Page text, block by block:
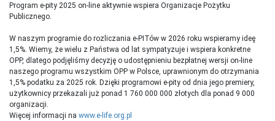
Program e-pity 2025 on-line aktywnie wspiera Organizacje Pożytku
Publicznego.
W naszym programie do rozliczania e-PITów w 2026 roku wspieramy ideę
1,5%. Wiemy, że wielu z Państwa od lat sympatyzuje i wspiera konkretne
OPP, dlatego podjęliśmy decyzję o udostępnieniu bezpłatnej wersji on-line
naszego programu wszystkim OPP w Polsce, uprawnionym do otrzymania
1,5% podatku za 2025 rok. Dzięki programowi e-pity od dnia jego premiery,
użytkownicy przekazali już ponad 1 760 000 000 złotych dla ponad 9 000
organizacji.
Więcej informacji na www.e-life.org.pl